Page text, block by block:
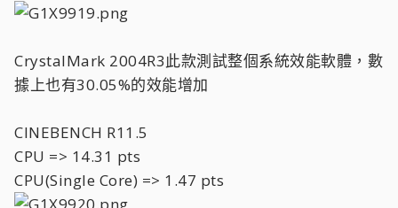
CrystalMark 2004R3此款測試整個系統效能軟體，數
據上也有30.05%的效能增加
CINEBENCH R11.5
CPU => 14.31 pts
CPU(Single Core) => 1.47 pts